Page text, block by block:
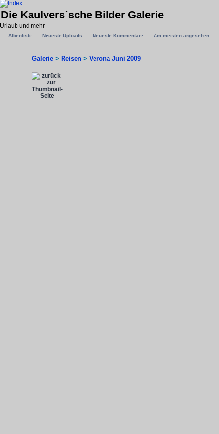
Die Kaulvers´sche Bilder Galerie
Urlaub und mehr
Albenliste Neueste Uploads Neueste Kommentare Am meisten angesehen
Galerie > Reisen > Verona Juni 2009